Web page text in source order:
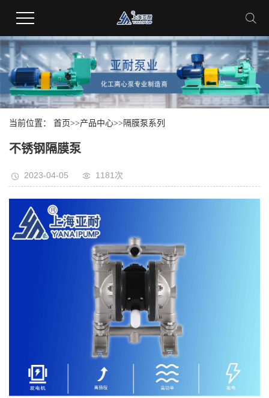
当前位置： 首页>>产品中心>> 隔膜泵系列
不锈钢隔膜泵
2023-04-05 1181次